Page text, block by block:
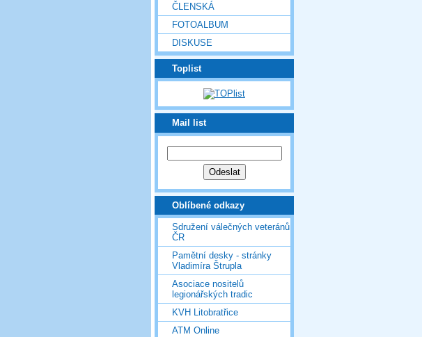
ČLENSKÁ
FOTOALBUM
DISKUSE
Toplist
Mail list
Oblíbené odkazy
Sdružení válečných veteránů
ČR
Pamětní desky - stránky
Vladimíra Štrupla
Asociace nositelů
legionářských tradic
KVH Litobratřice
ATM Online